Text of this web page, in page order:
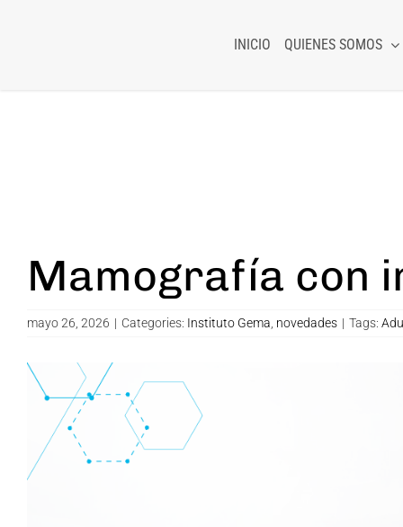
INICIO QUIENES SOMOS
Mamografía con
mayo 26, 2026 | Categories: Instituto Gema novedades | Tags:
View
Larger
Image